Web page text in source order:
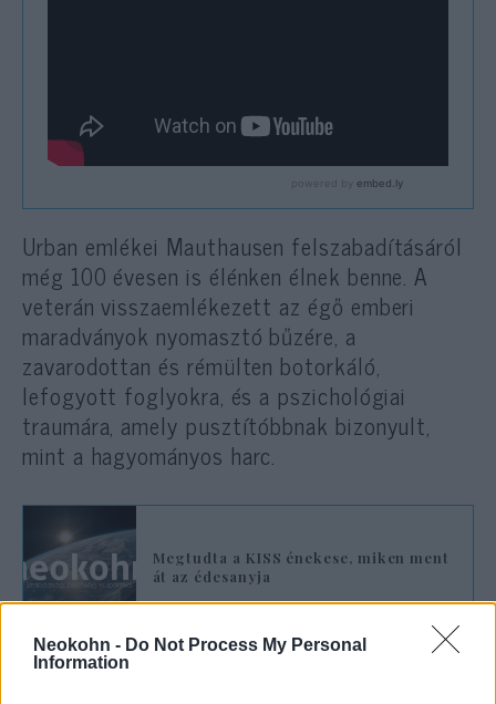
Neokohn - Do Not Process My Personal
Information
Urban emlékei Mauthausen felszabadításáról
még 100 évesen is élénken élnek benne. A
veterán visszaemlékezett az égő emberi
maradványok nyomasztó bűzére, a
zavarodottan és rémülten botorkáló,
lefogyott foglyokra, és a pszichológiai
traumára, amely pusztítóbbnak bizonyult,
mint a hagyományos harc.
Megtudta a KISS énekese, miken ment
át az édesanyja
Egysége a tábor felszabadítását követő 24